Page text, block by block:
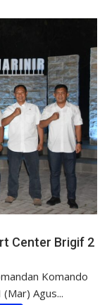
Center Brigif 2
Komando
Agus...